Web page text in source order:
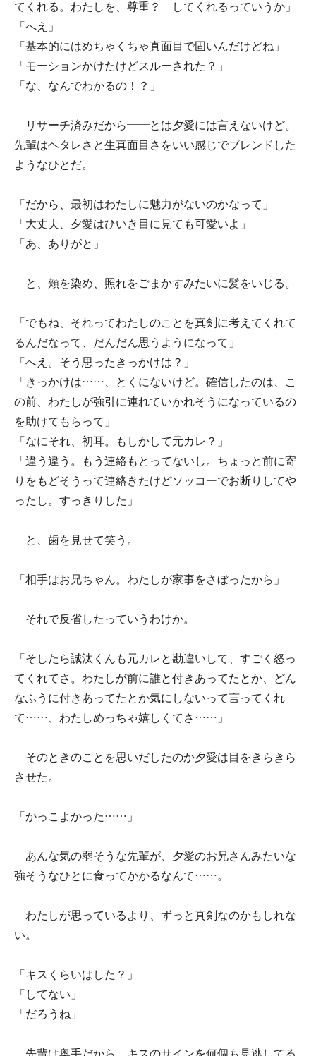
てくれる。わたしを、尊重？ してくれるっていうか」
「へえ」
「基本的にはめちゃくちゃ真面目で固いんだけどね」
「モーションかけたけどスルーされた？」
「な、なんでわかるの！？」
リサーチ済みだから――とは夕愛には言えないけど。
先輩はヘタレさと生真面目さをいい感じでブレンドした
ようなひとだ。
「だから、最初はわたしに魅力がないのかなって」
「大丈夫、夕愛はひいき目に見ても可愛いよ」
「あ、ありがと」
と、頬を染め、照れをごまかすみたいに髪をいじる。
「でもね、それってわたしのことを真剣に考えてくれて
るんだなって、だんだん思うようになって」
「へえ。そう思ったきっかけは？」
「きっかけは……、とくにないけど。確信したのは、こ
の前、わたしが強引に連れていかれそうになっているの
を助けてもらって」
「なにそれ、初耳。もしかして元カレ？」
「違う違う。もう連絡もとってないし。ちょっと前に寄
りをもどそうって連絡きたけどソッコーでお断りしてや
ったし。すっきりした」
と、歯を見せて笑う。
「相手はお兄ちゃん。わたしが家事をさぼったから」
それで反省したっていうわけか。
「そしたら誠汰くんも元カレと勘違いして、すごく怒っ
てくれてさ。わたしが前に誰と付きあってたとか、どん
なふうに付きあってたとか気にしないって言ってくれ
て……、わたしめっちゃ嬉しくてさ……」
そのときのことを思いだしたのか夕愛は目をきらきら
させた。
「かっこよかった……」
あんな気の弱そうな先輩が、夕愛のお兄さんみたいな
強そうなひとに食ってかかるなんて……。
わたしが思っているより、ずっと真剣なのかもしれな
い。
「キスくらいはした？」
「してない」
「だろうね」
先輩は奥手だから、キスのサインを何個も見逃してる